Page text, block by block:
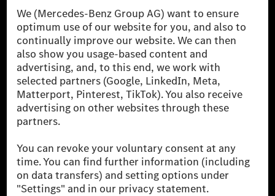
Mercedes-Benz AG-val együtt a prémium és
luxusautók, valamint kishaszonjárművek vezető
globális szállítói vagyunk. A Mercedes-Benz Mobility
AG finanszírozást, lízinget, autó előfizetést és
autókölcsönzést, flottakezelést, digitális
szolgáltatásokat a töltéshez és fizetéshez,
biztosításközvetítést, valamint innovatív mobilitási
szolgáltatásokat kínál.